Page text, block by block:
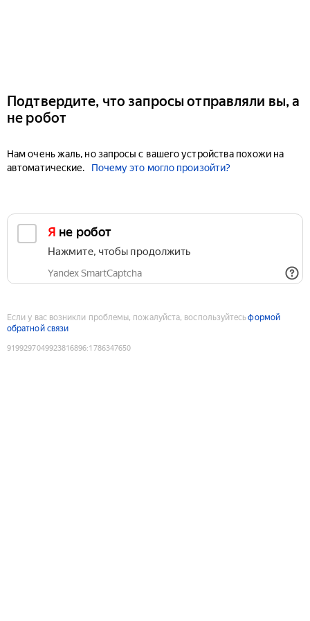
Подтвердите, что запросы отправляли вы, а
не робот
Нам очень жаль, но запросы с вашего устройства похожи на
автоматические.
Почему это могло произойти?
Я не робот
Нажмите, чтобы продолжить
Yandex SmartCaptcha
Если у вас возникли проблемы, пожалуйста, воспользуйтесьформой
обратной связи
9199297049923816896:1786347650